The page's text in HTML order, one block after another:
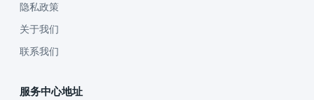
隐私政策
关于我们
联系我们
服务中心地址